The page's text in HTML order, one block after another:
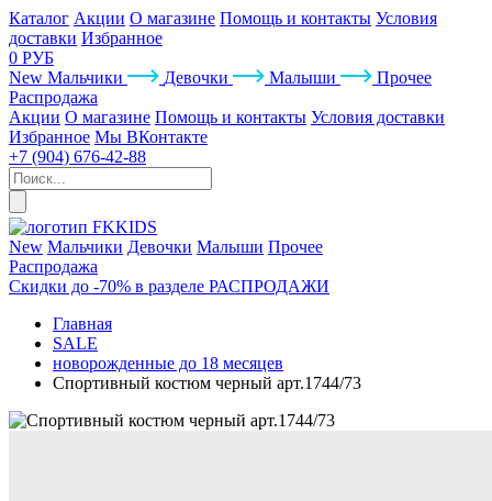
Каталог Акции О магазине Помощь и контакты Условия
доставки Избранное
0 РУБ
New Мальчики Девочки Малыши
Прочее
Распродажа
Акции О магазине Помощь и контакты Условия доставки
Избранное Мы ВКонтакте
+7 (904) 676-42-88
New Мальчики Девочки Малыши Прочее
Распродажа
Скидки до -70% в разделе РАСПРОДАЖИ
Главная
SALE
новорожденные до 18 месяцев
Спортивный костюм черный арт.1744/73